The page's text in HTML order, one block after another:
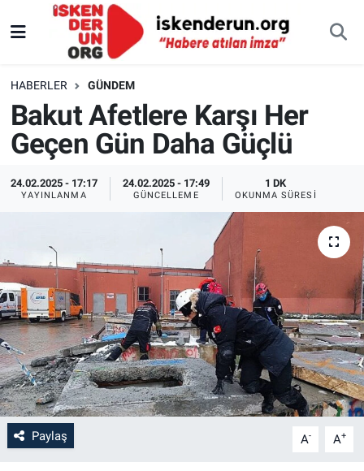
HABERLER GÜNDEM
Bakut Afetlere Karşı Her
Geçen Gün Daha Güçlü
24.02.2025 - 17:17
YAYINLANMA
24.02.2025 - 17:49
GÜNCELLEME
1 DK
OKUNMA SÜRESI
Paylaş A- A+